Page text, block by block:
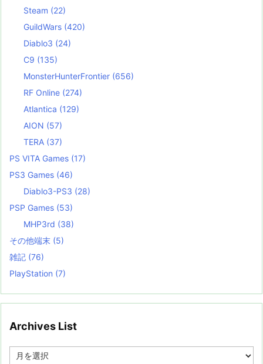
Steam (22)
GuildWars (420)
Diablo3 (24)
C9 (135)
MonsterHunterFrontier (656)
RF Online (274)
Atlantica (129)
AION (57)
TERA (37)
PS VITA Games (17)
PS3 Games (46)
Diablo3-PS3 (28)
PSP Games (53)
MHP3rd (38)
その他端末 (5)
雑記 (76)
PlayStation (7)
Archives List